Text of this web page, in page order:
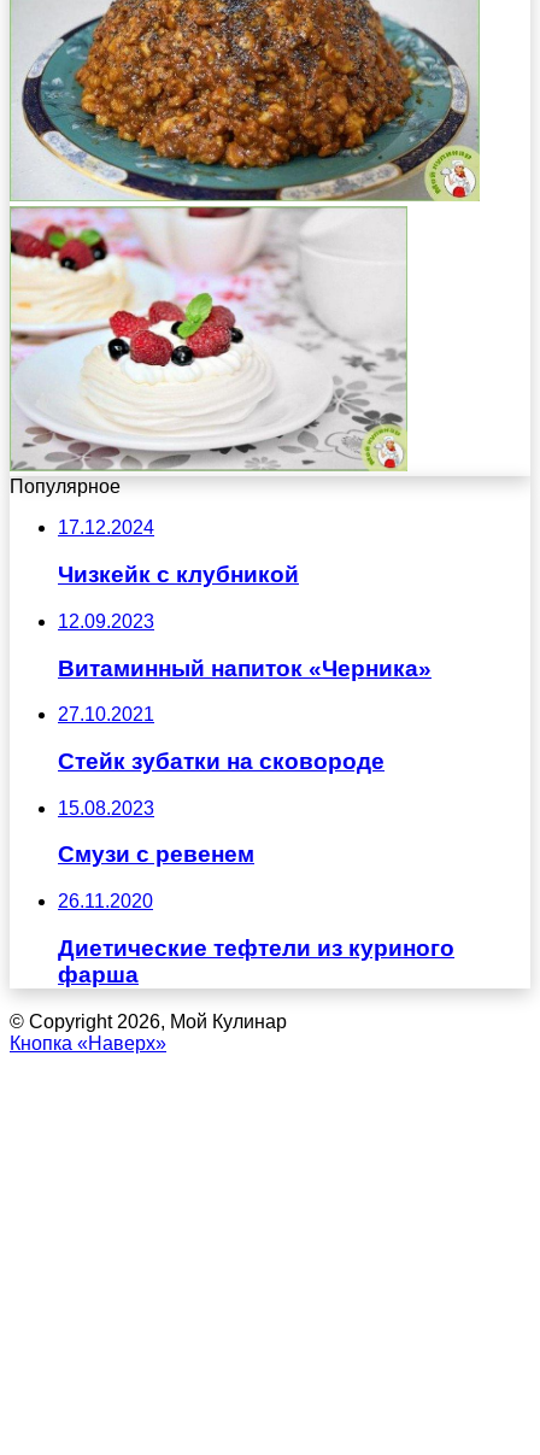
Популярное
17.12.2024
Чизкейк с клубникой
12.09.2023
Витаминный напиток «Черника»
27.10.2021
Стейк зубатки на сковороде
15.08.2023
Смузи с ревенем
26.11.2020
Диетические тефтели из куриного
фарша
© Copyright 2026, Мой Кулинар
Кнопка «Наверх»